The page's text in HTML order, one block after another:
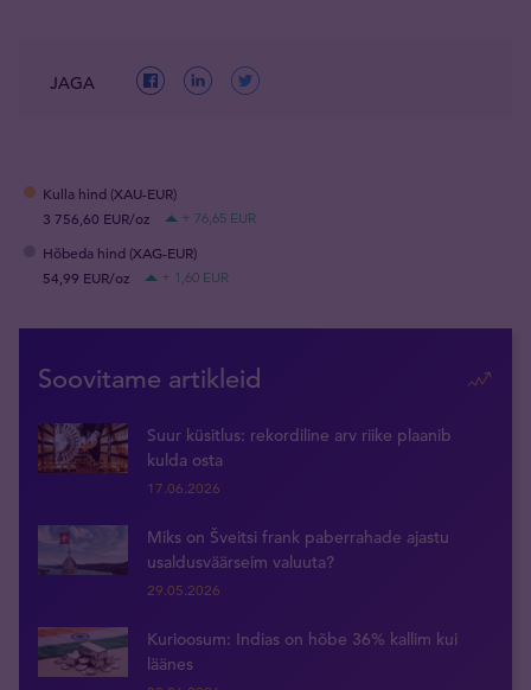
JAGA
Kulla hind (XAU-EUR)
3 756,60 EUR/oz
+ 76,65 EUR
Hõbeda hind (XAG-EUR)
54,99 EUR/oz
+ 1,60 EUR
Soovitame artikleid
Suur küsitlus: rekordiline arv riike plaanib
kulda osta
17.06.2026
Miks on Šveitsi frank paberrahade ajastu
usaldusväärseim valuuta?
29.05.2026
Kurioosum: Indias on hõbe 36% kallim kui
läänes